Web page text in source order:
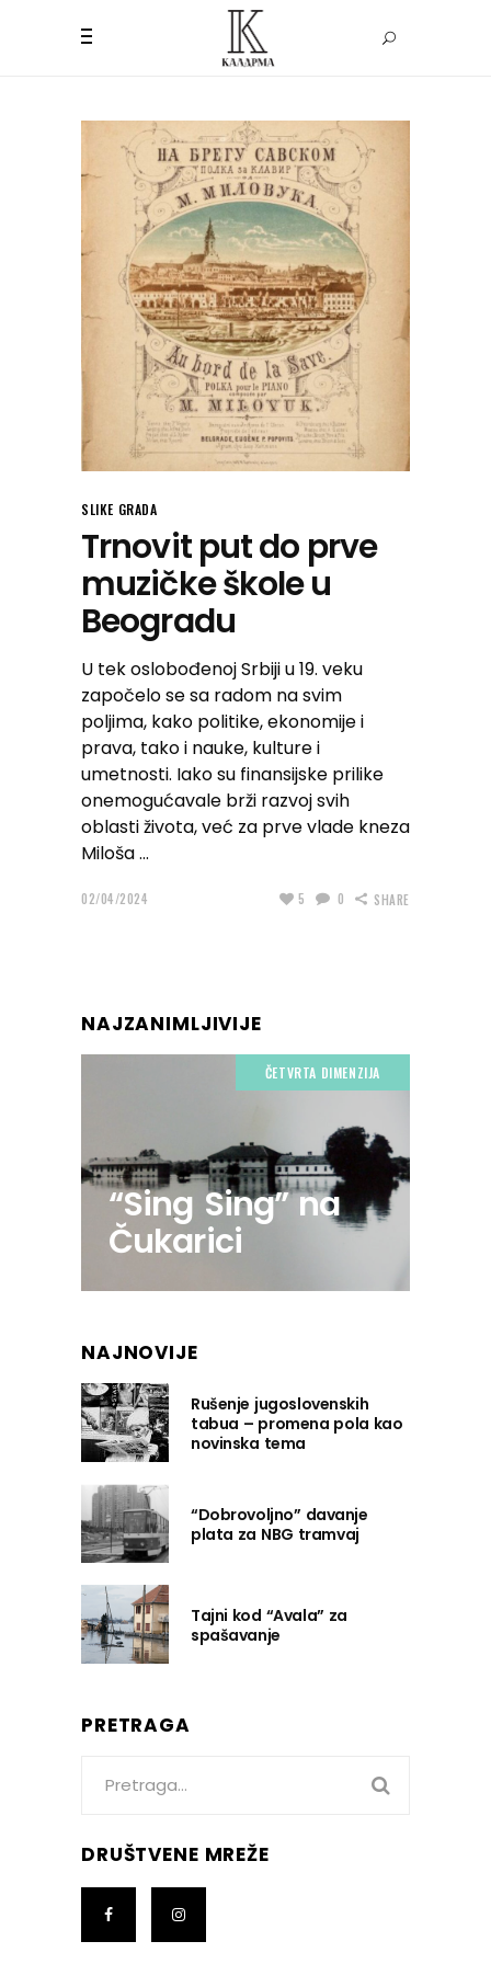
SLIKE GRADA
Trnovit put do prve
muzičke škole u
Beogradu
U tek oslobođenoj Srbiji u 19. veku
započelo se sa radom na svim
poljima, kako politike, ekonomije i
prava, tako i nauke, kulture i
umetnosti. Iako su finansijske prilike
onemogućavale brži razvoj svih
oblasti života, već za prve vlade kneza
Miloša
02/04/2024 5 0 SHARE
NAJZANIMLJIVIJE
ČETVRTA DIMENZIJA
“Sing Sing” na
Čukarici
NAJNOVIJE
Rušenje jugoslovenskih
tabua – promena pola kao
novinska tema
“Dobrovoljno” davanje
plata za NBG tramvaj
Tajni kod “Avala” za
spašavanje
PRETRAGA
DRUŠTVENE MREŽE